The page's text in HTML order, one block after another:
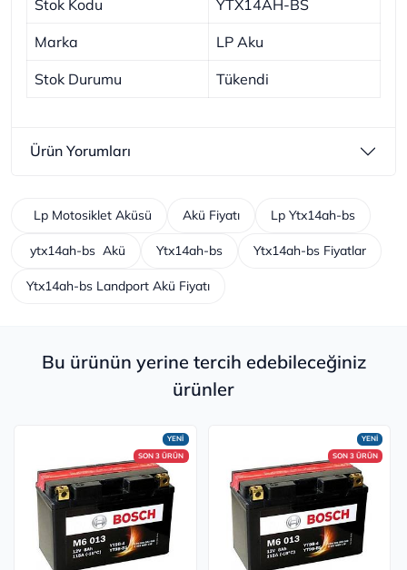
Stok Kodu YTX14AH-BS
Marka LP Aku
Stok Durumu Tükendi
Ürün Yorumları
Lp Motosiklet Aküsü Akü Fiyatı Lp Ytx14ah-bs
ytx14ah-bs Akü Ytx14ah-bs Ytx14ah-bs Fiyatlar
Ytx14ah-bs Landport Akü Fiyatı
Bu ürünün yerine tercih edebileceğiniz
ürünler
YENİ
SON 3 ÜRÜN
YENİ
SON 3 ÜRÜN